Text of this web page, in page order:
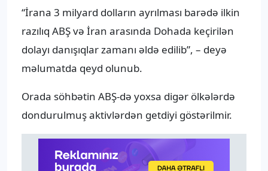
“İrana 3 milyard dolların ayrılması barədə ilkin
razılıq ABŞ və İran arasında Dohada keçirilən
dolayı danışıqlar zamanı əldə edilib”, – deyə
məlumatda qeyd olunub.
Orada söhbətin ABŞ-də yoxsa digər ölkələrdə
dondurulmuş aktivlərdən getdiyi göstərilmir.